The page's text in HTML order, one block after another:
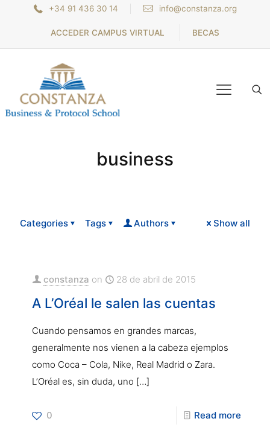
+34 91 436 30 14 info@constanza.org
ACCEDER CAMPUS VIRTUAL BECAS
business
Categories Tags Authors Show all
constanza on 28 de abril de 2015
A L’Oréal le salen las cuentas
Cuando pensamos en grandes marcas,
generalmente nos vienen a la cabeza ejemplos
como Coca – Cola, Nike, Real Madrid o Zara.
L’Oréal es, sin duda, uno […]
0 Read more